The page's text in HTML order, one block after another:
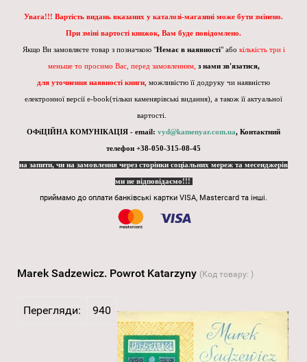
Увага!!! Вартість видань вказаних у каталозі-магазині може бути змінено.
При зміні вартості книжок, Вам буде повідомлено.
Якщо Ви замовляєте товар з позначкою "Немає в наявності" або кількість три і
меньше то просимо Вас, перед замовленням, з нами зв'язатися,
для уточнення наявності книги , можливістю її додруку чи наявністю
електронної версії e-book(тільки каменярівські видання), а також її актуальної
вартості.
ОФіЦІЙНА КОМУНІКАЦІЯ - email: vyd@kamenyar.com.ua, Контактний
телефон +38-050-315-08-45
на запити, чи на замовлення через сторінки соціальних мереж та месенджерів
ми не відповідаємо!!!
приймамо до оплати банківські картки VISA, Mastercard та інші.
Marek Sadzewicz. Powrot Katarzyny (Код товару: )
Перегляди: 940